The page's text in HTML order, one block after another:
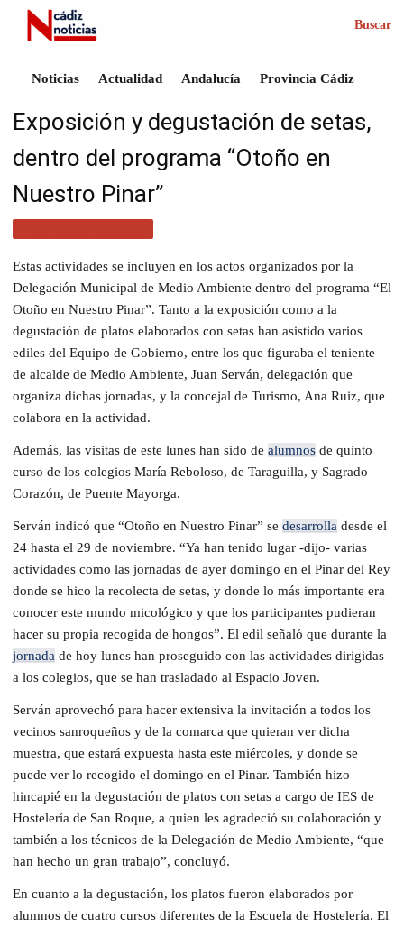
Buscar
Noticias Actualidad Andalucía Provincia Cádiz
Exposición y degustación de setas,
dentro del programa “Otoño en
Nuestro Pinar”
Estas actividades se incluyen en los actos organizados por la
Delegación Municipal de Medio Ambiente dentro del programa “El
Otoño en Nuestro Pinar”. Tanto a la exposición como a la
degustación de platos elaborados con setas han asistido varios
ediles del Equipo de Gobierno, entre los que figuraba el teniente
de alcalde de Medio Ambiente, Juan Serván, delegación que
organiza dichas jornadas, y la concejal de Turismo, Ana Ruiz, que
colabora en la actividad.
Además, las visitas de este lunes han sido de alumnos de quinto
curso de los colegios María Reboloso, de Taraguilla, y Sagrado
Corazón, de Puente Mayorga.
Serván indicó que “Otoño en Nuestro Pinar” se desarrolla desde el
24 hasta el 29 de noviembre. “Ya han tenido lugar -dijo- varias
actividades como las jornadas de ayer domingo en el Pinar del Rey
donde se hico la recolecta de setas, y donde lo más importante era
conocer este mundo micológico y que los participantes pudieran
hacer su propia recogida de hongos”. El edil señaló que durante la
jornada de hoy lunes han proseguido con las actividades dirigidas
a los colegios, que se han trasladado al Espacio Joven.
Serván aprovechó para hacer extensiva la invitación a todos los
vecinos sanroqueños y de la comarca que quieran ver dicha
muestra, que estará expuesta hasta este miércoles, y donde se
puede ver lo recogido el domingo en el Pinar. También hizo
hincapié en la degustación de platos con setas a cargo de IES de
Hostelería de San Roque, a quien les agradeció su colaboración y
también a los técnicos de la Delegación de Medio Ambiente, “que
han hecho un gran trabajo”, concluyó.
En cuanto a la degustación, los platos fueron elaborados por
alumnos de cuatro cursos diferentes de la Escuela de Hostelería. El